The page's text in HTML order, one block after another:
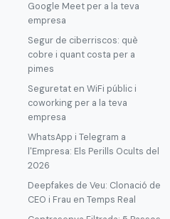
Google Meet per a la teva
empresa
Segur de ciberriscos: què
cobre i quant costa per a
pimes
Seguretat en WiFi públic i
coworking per a la teva
empresa
WhatsApp i Telegram a
l'Empresa: Els Perills Ocults del
2026
Deepfakes de Veu: Clonació de
CEO i Frau en Temps Real